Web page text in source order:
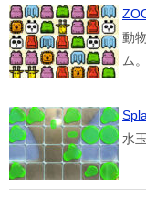
動
ム。
水